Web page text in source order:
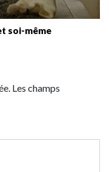
soi-même
Les champs